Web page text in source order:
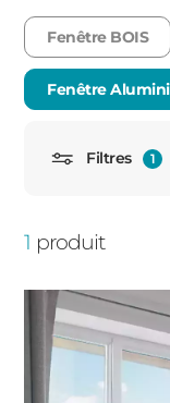
Fenêtre BOIS
Fenêtre
Filtres 1
Porte fenêtre
Porte fenêtre
Porte fenêtre
1 produit
CLÔTURES